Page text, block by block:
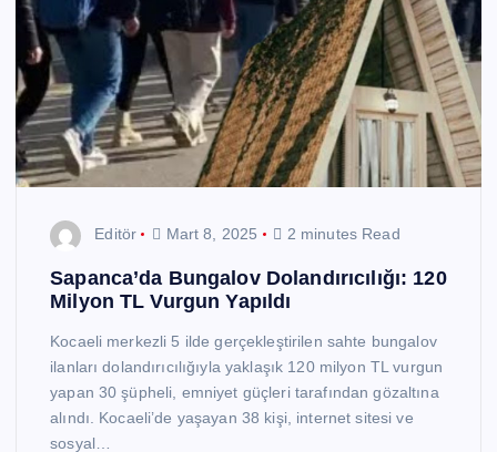
Editör Mart 8, 2025 2 minutes Read
Sapanca’da Bungalov Dolandırıcılığı: 120
Milyon TL Vurgun Yapıldı
Kocaeli merkezli 5 ilde gerçekleştirilen sahte bungalov
ilanları dolandırıcılığıyla yaklaşık 120 milyon TL vurgun
yapan 30 şüpheli, emniyet güçleri tarafından gözaltına
alındı. Kocaeli’de yaşayan 38 kişi, internet sitesi ve
sosyal…